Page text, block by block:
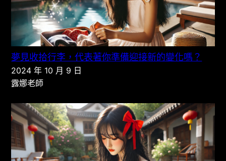
夢見收拾行李，代表著你準備迎接新的變化嗎？
2024 年 10 月 9 日
露娜老師